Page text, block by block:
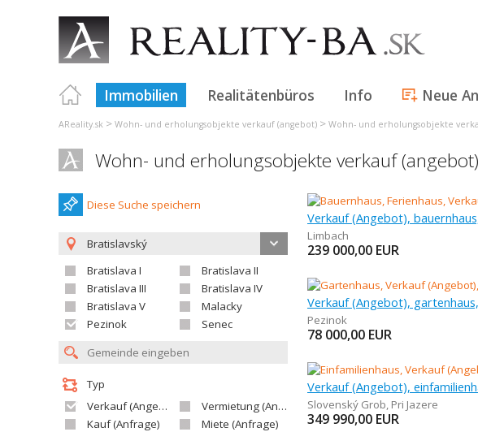
Immobilien Realitätenbüros Info Neue
AReality.sk > Wohn- und erholungsobjekte verkauf (angebot) > Wohn- und erholungsobjekte
Wohn- und erholungsobjekte verkauf
Diese Suche speichern
Bratislavský
Bratislava I
Bratislava II
Bratislava III
Bratislava IV
Bratislava V
Malacky
Pezinok
Senec
Typ
Verkauf (Angebot)
Vermietung (Angebot)
Kauf (Anfrage)
Miete (Anfrage)
Limbach
239 000,00 EUR
Verkauf (Angebot),
Pezinok
78 000,00 EUR
Verkauf (Angebot),
Slovenský Grob, Pri Jazere
349 990,00 EUR